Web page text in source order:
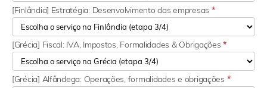
[Finlândia] Estratégia: Desenvolvimento das empresas *
[Grécia] Fiscal: IVA, Impostos, Formalidades & Obrigações*
[Grécia] Alfândega: Operações, formalidades e obrigações *